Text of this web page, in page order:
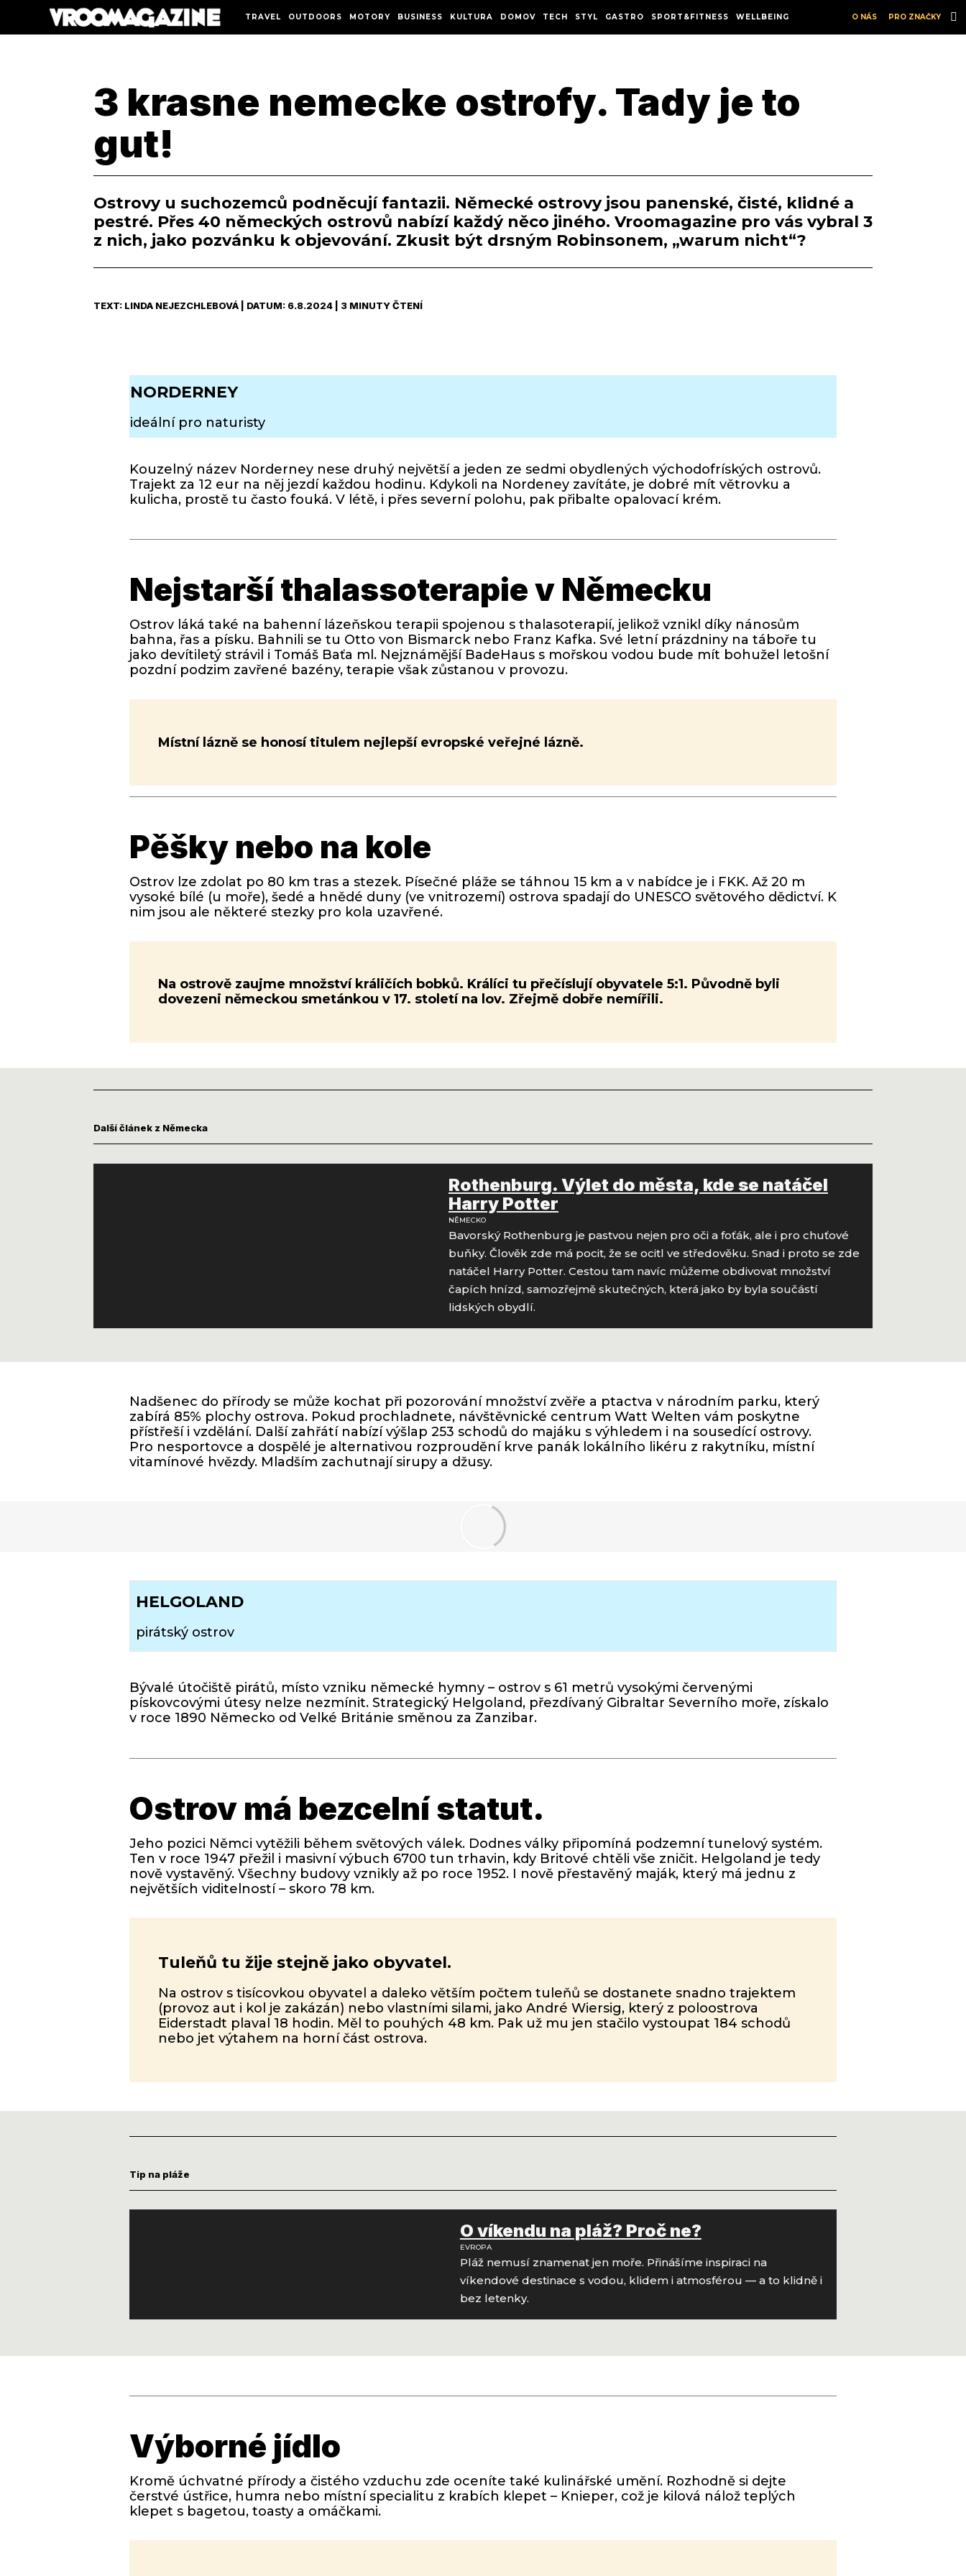
TRAVEL OUTDOORS MOTORY BUSINESS KULTURA DOMOV TECH STYL GASTRO SPORT&FITNESS WELLBEING O NÁS PRO ZNAČKY
3 krasne nemecke ostrofy. Tady je to
gut!
Ostrovy u suchozemců podněcují fantazii. Německé ostrovy jsou panenské, čisté, klidné a
pestré. Přes 40 německých ostrovů nabízí každý něco jiného. Vroomagazine pro vás vybral 3
z nich, jako pozvánku k objevování. Zkusit být drsným Robinsonem, „warum nicht“?
TEXT: LINDA NEJEZCHLEBOVÁ | DATUM: 6.8.2024 | 3 MINUTY ČTENÍ
NORDERNEY
ideální pro naturisty
Kouzelný název Norderney nese druhý největší a jeden ze sedmi obydlených východofríských ostrovů.
Trajekt za 12 eur na něj jezdí každou hodinu. Kdykoli na Nordeney zavítáte, je dobré mít větrovku a
kulicha, prostě tu často fouká. V létě, i přes severní polohu, pak přibalte opalovací krém.
Nejstarší thalassoterapie v Německu
Ostrov láká také na bahenní lázeňskou terapii spojenou s thalasoterapií, jelikož vznikl díky nánosům
bahna, řas a písku. Bahnili se tu Otto von Bismarck nebo Franz Kafka. Své letní prázdniny na táboře tu
jako devítiletý strávil i Tomáš Baťa ml. Nejznámější BadeHaus s mořskou vodou bude mít bohužel letošní
pozdní podzim zavřené bazény, terapie však zůstanou v provozu.
Místní lázně se honosí titulem nejlepší evropské veřejné lázně.
Pěšky nebo na kole
Ostrov lze zdolat po 80 km tras a stezek. Písečné pláže se táhnou 15 km a v nabídce je i FKK. Až 20 m
vysoké bílé (u moře), šedé a hnědé duny (ve vnitrozemí) ostrova spadají do UNESCO světového dědictví. K
nim jsou ale některé stezky pro kola uzavřené.
Na ostrově zaujme množství králičích bobků. Králíci tu přečíslují obyvatele 5:1. Původně byli
dovezeni německou smetánkou v 17. století na lov. Zřejmě dobře nemířili.
Další článek z Německa
Rothenburg. Výlet do města, kde se natáčel
Harry Potter
NĚMECKO
Bavorský Rothenburg je pastvou nejen pro oči a foťák, ale i pro chuťové
buňky. Člověk zde má pocit, že se ocitl ve středověku. Snad i proto se zde
natáčel Harry Potter. Cestou tam navíc můžeme obdivovat množství
čapích hnízd, samozřejmě skutečných, která jako by byla součástí
lidských obydlí.
Nadšenec do přírody se může kochat při pozorování množství zvěře a ptactva v národním parku, který
zabírá 85% plochy ostrova. Pokud prochladnete, návštěvnické centrum Watt Welten vám poskytne
přístřeší i vzdělání. Další zahřátí nabízí výšlap 253 schodů do majáku s výhledem i na sousedící ostrovy.
Pro nesportovce a dospělé je alternativou rozproudění krve panák lokálního likéru z rakytníku, místní
vitamínové hvězdy. Mladším zachutnají sirupy a džusy.
HELGOLAND
pirátský ostrov
Bývalé útočiště pirátů, místo vzniku německé hymny – ostrov s 61 metrů vysokými červenými
pískovcovými útesy nelze nezmínit. Strategický Helgoland, přezdívaný Gibraltar Severního moře, získalo
v roce 1890 Německo od Velké Británie směnou za Zanzibar.
Ostrov má bezcelní statut.
Jeho pozici Němci vytěžili během světových válek. Dodnes války připomíná podzemní tunelový systém.
Ten v roce 1947 přežil i masivní výbuch 6700 tun trhavin, kdy Britové chtěli vše zničit. Helgoland je tedy
nově vystavěný. Všechny budovy vznikly až po roce 1952. I nově přestavěný maják, který má jednu z
největších viditelností – skoro 78 km.
Tuleňů tu žije stejně jako obyvatel.
Na ostrov s tisícovkou obyvatel a daleko větším počtem tuleňů se dostanete snadno trajektem
(provoz aut i kol je zakázán) nebo vlastními silami, jako André Wiersig, který z poloostrova
Eiderstadt plaval 18 hodin. Měl to pouhých 48 km. Pak už mu jen stačilo vystoupat 184 schodů
nebo jet výtahem na horní část ostrova.
Tip na pláže
O víkendu na pláž? Proč ne?
EVROPA
Pláž nemusí znamenat jen moře. Přinášíme inspiraci na
víkendové destinace s vodou, klidem i atmosférou — a to klidně i
bez letenky.
Výborné jídlo
Kromě úchvatné přírody a čistého vzduchu zde oceníte také kulinářské umění. Rozhodně si dejte
čerstvé ústřice, humra nebo místní specialitu z krabích klepet – Knieper, což je kilová nálož teplých
klepet s bagetou, toasty a omáčkami.